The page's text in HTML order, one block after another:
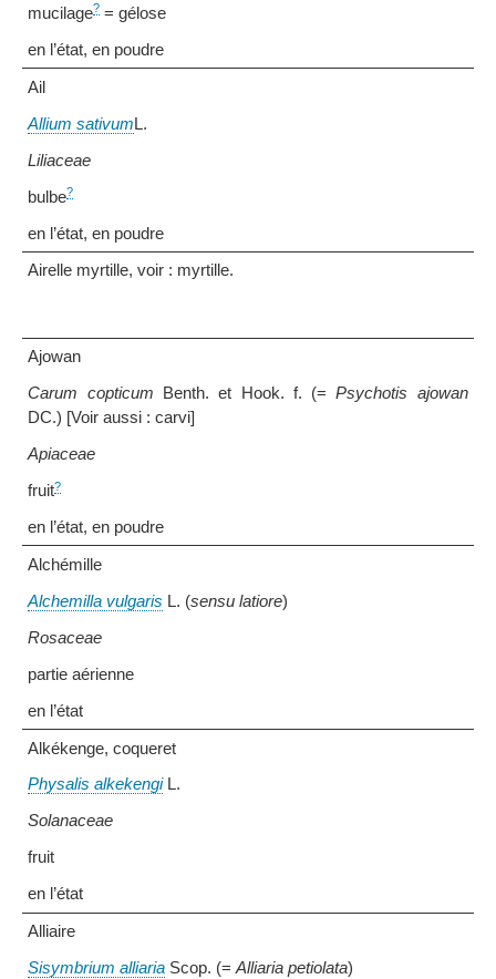
mucilage? = gélose
en l’état, en poudre
Ail
Allium sativum L.
Liliaceae
bulbe?
en l’état, en poudre
Airelle myrtille, voir : myrtille.
Ajowan
Carum copticum Benth. et Hook. f. (=Psychotis ajowan
DC.) [Voir aussi : carvi]
Apiaceae
fruit?
en l’état, en poudre
Alchémille
Alchemilla vulgaris L. (sensu latiore)
Rosaceae
partie aérienne
en l’état
Alkékenge, coqueret
Physalis alkekengiL.
Solanaceae
fruit
en l’état
Alliaire
Sisymbrium alliaria Scop. (=Alliaria petiolata)